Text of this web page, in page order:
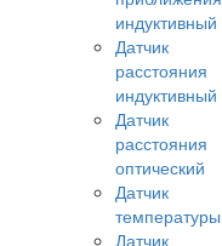
индуктивный
Датчик
расстояния
индуктивный
Датчик
расстояния
оптический
Датчик
температуры
Датчик